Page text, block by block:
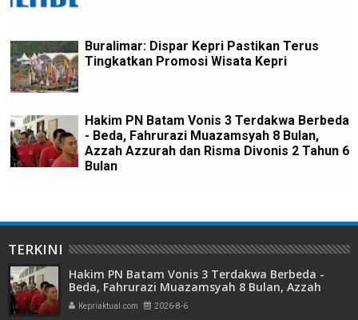
Buralimar: Dispar Kepri Pastikan Terus
Tingkatkan Promosi Wisata Kepri
Hakim PN Batam Vonis 3 Terdakwa Berbeda
- Beda, Fahrurazi Muazamsyah 8 Bulan,
Azzah Azzurah dan Risma Divonis 2 Tahun 6
Bulan
TERKINI
Hakim PN Batam Vonis 3 Terdakwa Berbeda -
Beda, Fahrurazi Muazamsyah 8 Bulan, Azzah
Azzurah dan Risma Divonis 2 Tahun 6 Bulan
Kepriaktual.com 2026-8-6